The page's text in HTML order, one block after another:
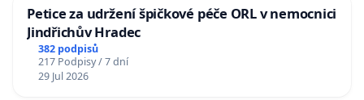
Petice za udržení špičkové péče ORL v nemocnici
Jindřichův Hradec
382 podpisů
217 Podpisy / 7 dní
29 Jul 2026